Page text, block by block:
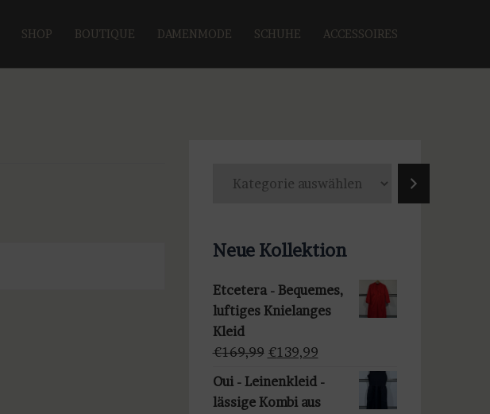
SHOP BOUTIQUE DAMENMODE SCHUHE ACCESSOIRES
g
r
i
e
a
u
s
Neue Kollektion
Etcetera - Bequemes,
luftiges Knielanges
Kleid
€169,99 Ursprünglicher
Preis
war:
€139,99Aktueller
Oui - Leinenkleid -
lässige Kombi aus